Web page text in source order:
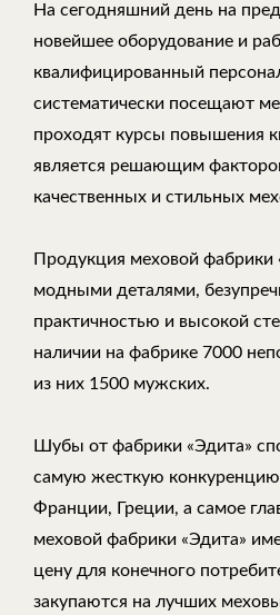
На сегодняшний день на
новейшее оборудование и
квалифицированный
систематически посещают
проходят курсы повышения
является решающим
качественных и стильных
Продукция меховой фабрики
модными деталями,
практичностью и высокой
наличии на фабрике 7000
из них 1500 мужских.
Шубы от фабрики «Эдита»
самую жесткую
Франции, Греции, а самое
меховой фабрики «Эдита»
цену для конечного
закупаются на лучших